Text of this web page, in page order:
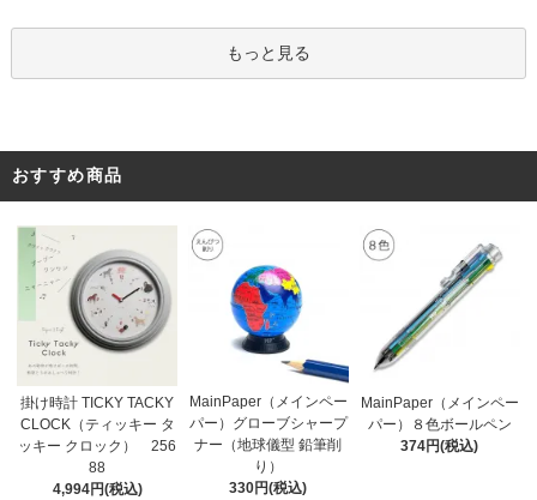
もっと見る
おすすめ商品
掛け時計 TICKY TACKY
CLOCK（ティッキー タ
ッキー クロック） 256
88
4,994円(税込)
MainPaper（メインペー
パー）グローブシャープ
ナー（地球儀型 鉛筆削
り）
330円(税込)
MainPaper（メインペー
パー）８色ボールペン
374円(税込)